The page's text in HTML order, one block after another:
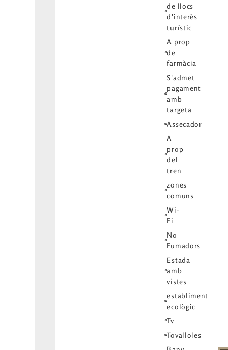
de llocs
d'interès
turístic
A prop
de
farmàcia
S'admet
pagament
amb
targeta
Assecador
A
prop
del
tren
zones
comuns
Wi-
Fi
No
Fumadors
Estada
amb
vistes
establiment
ecològic
Tv
Tovalloles